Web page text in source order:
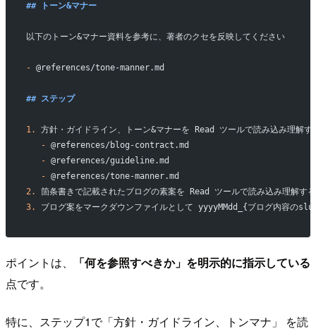
## トーン&マナー
以下のトーン&マナー資料を参考に、著者のクセを反映してください
- @references/tone-manner.md
## ステップ
1.
方針・ガイドライン、トーン&マナーを Read ツールで読み込み理解す
   -
@references/blog-contract.md
   -
@references/guideline.md
   -
@references/tone-manner.md
2.
箇条書きで記載されたブログの素案を Read ツールで読み込み理解する
3.
ブログ案をマークダウンファイルとして yyyyMMdd_{ブログ内容の
ポイントは、
「何を参照すべきか」を明示的に指示している
点です。
特に、ステップ1で「方針・ガイドライン、トンマナ」 を読